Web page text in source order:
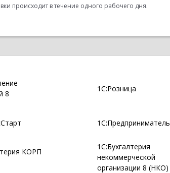
происходит в течение одного рабочего дня.
8
1С:Розница
1С:Предприниматель
КОРП
1С:Бухгалтерия
некоммерческой
организации 8 (НКО)